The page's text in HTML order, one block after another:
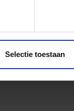
Selectie toestaan
stoel
voorraad 3-5
59,50